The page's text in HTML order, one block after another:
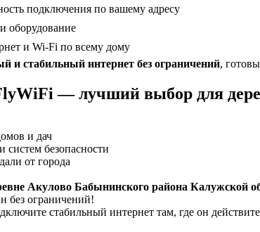
подключения по вашему адресу
оборудование
и Wi-Fi по всему дому
и стабильный интернет без ограничений,
— лучший выбор для
и дач
безопасности
от города
Акулово Бабынинского района Калужской
без ограничений!
стабильный интернет там, где он